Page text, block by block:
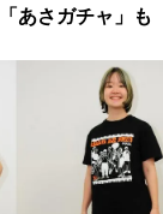
あさガチャ」も